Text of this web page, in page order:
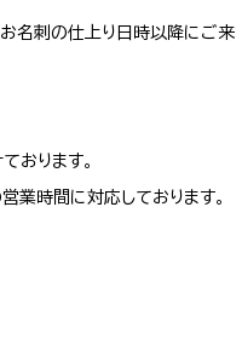
名刺の仕上り日時以降にご来
おります。
業時間に対応しております。